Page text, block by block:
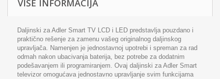
VIŠE INFORMACIJA
Daljinski za Adler Smart TV LCD i LED predstavlja pouzdano i
praktično rešenje za zamenu vašeg originalnog daljinskog
upravljača. Namenjen je jednostavnoj upotrebi i spreman za rad
odmah nakon ubacivanja baterija, bez potrebe za dodatnim
podešavanjem ili programiranjem. Ovaj daljinski za Adler Smart
televizor omogućava jednostavno upravljanje svim funkcijama